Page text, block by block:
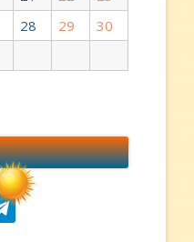
28 29
30